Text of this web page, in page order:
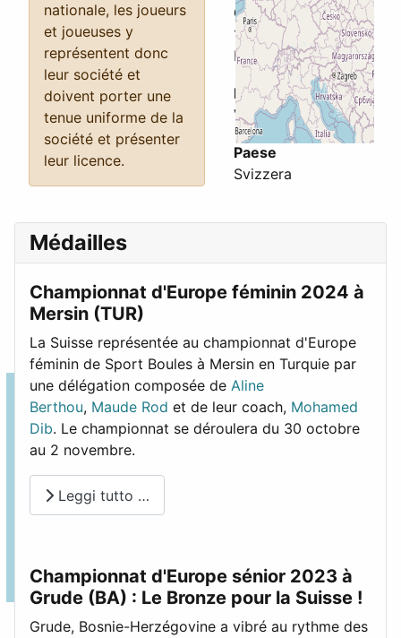
nationale, les joueurs
et joueuses y
représentent donc
leur société et
doivent porter une
tenue uniforme de la
société et présenter
leur licence.
Città
1400 Yverdon-les-
Bains
Provincia
Vaud
Paese
Svizzera
Médailles
Championnat d'Europe féminin 2024 à
Mersin (TUR)
La Suisse représentée au championnat d'Europe
féminin de Sport Boules à Mersin en Turquie par
une délégation composée de Aline
Berthou, Maude Rod et de leur coach, Mohamed
Dib. Le championnat se déroulera du 30 octobre
au 2 novembre.
Leggi tutto …
Championnat d'Europe sénior 2023 à
Grude (BA) : Le Bronze pour la Suisse !
Grude, Bosnie-Herzégovine a vibré au rythme des